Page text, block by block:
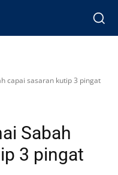
capai sasaran kutip 3 pingat
Sabah
3 pingat